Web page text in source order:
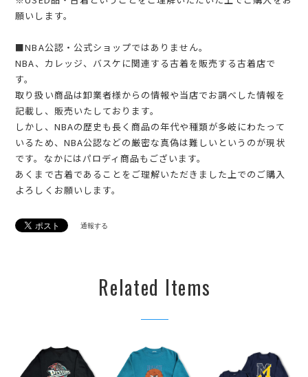
願いします。
■NBA公認・公式ショップではありません。
NBA、カレッジ、バスケに関連する古着を販売する古着店で
す。
取り扱い商品は卸業者様からの情報や当店でお調べした情報を
記載し、販売いたしております。
しかし、NBAの歴史も長く商品の年代や種類が多岐にわたって
いるため、NBA公認などの厳密な真偽は難しいというのが現状
です。なかにはパロディ商品もございます。
あくまで古着であることをご理解いただきました上でのご購入
よろしくお願いします。
通報する
Related Items